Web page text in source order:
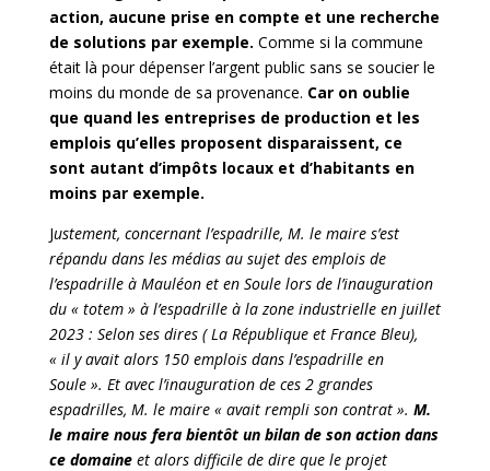
action, aucune prise en compte et une recherche
de solutions par exemple. Comme si la commune
était là pour dépenser l’argent public sans se soucier le
moins du monde de sa provenance. Car on oublie
que quand les entreprises de production et les
emplois qu’elles proposent disparaissent, ce
sont autant d’impôts locaux et d’habitants en
moins par exemple.
Justement, concernant l’espadrille, M. le maire s’est
répandu dans les médias au sujet des emplois de
l’espadrille à Mauléon et en Soule lors de l’inauguration
du « totem » à l’espadrille à la zone industrielle en juillet
2023 : Selon ses dires ( La République et France Bleu),
« il y avait alors 150 emplois dans l’espadrille en
Soule ». Et avec l’inauguration de ces 2 grandes
espadrilles, M. le maire « avait rempli son contrat ». M.
le maire nous fera bientôt un bilan de son action dans
ce domaine et alors difficile de dire que le projet